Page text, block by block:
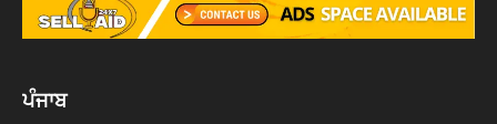
ਪੰਜਾਬ